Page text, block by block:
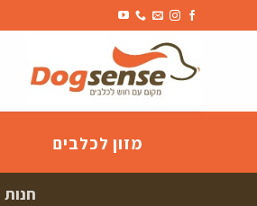
to
מזון לכלבים
חנות